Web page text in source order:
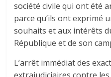
société civile qui ont été
parce qu’ils ont exprimé
souhaits et aux intérêts
République et de son
L’arrêt immédiat des